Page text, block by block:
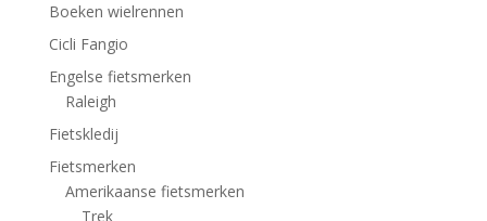
Boeken wielrennen
Cicli Fangio
Engelse fietsmerken
Raleigh
Fietskledij
Fietsmerken
Amerikaanse fietsmerken
Trek